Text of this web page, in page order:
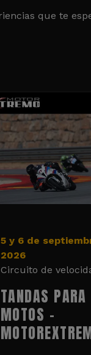
que te
5 y 6 de
2026
Circuito de
TANDAS PARA
MOTOS -